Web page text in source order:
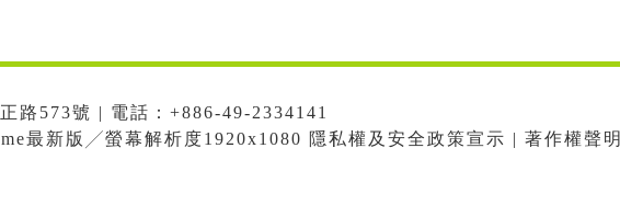
路573號 | 電話：+886-49-2334141
最新版╱螢幕解析度1920x1080 隱私權及安全政策宣示 | 著作權聲明